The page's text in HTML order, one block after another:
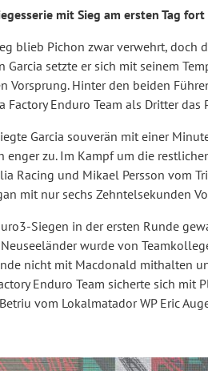
mit Sieg am ersten Tag fort
blieb Pichon zwar verwehrt, doch
Garcia setzte er sich mit seinem
Vorsprung. Hinter den beiden
Factory Enduro Team als Dritter das
Garcia souverän mit einer
zu. Im Kampf um die
Racing und Mikael Persson vom
mit nur sechs Zehntelsekunden
Siegen in der ersten Runde
wurde von
nicht mit Macdonald mithalten
Enduro Team sicherte sich mit
vom Lokalmatador WP Eric